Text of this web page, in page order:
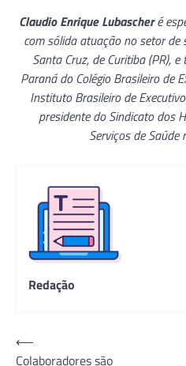
Claudio Enrique Lubascheré
com sólida atuação no setor
Santa Cruz, de Curitiba (PR),
Paraná do Colégio Brasileiro de
Instituto Brasileiro de
presidente do Sindicato dos
Serviços de
Redação
Navegação
⟵
Colaboradores são